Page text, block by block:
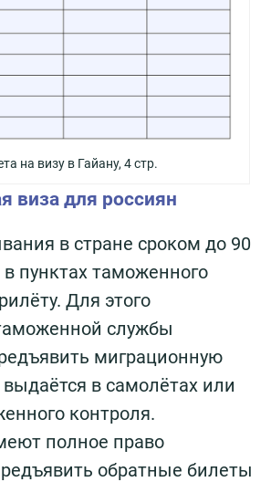
на визу в Гайану, 4 стр.
виза для россиян
в стране сроком до 90
в пунктах таможенного
Для этого
службы
миграционную
выдаётся в самолётах или
контроля.
полное право
обратные билеты